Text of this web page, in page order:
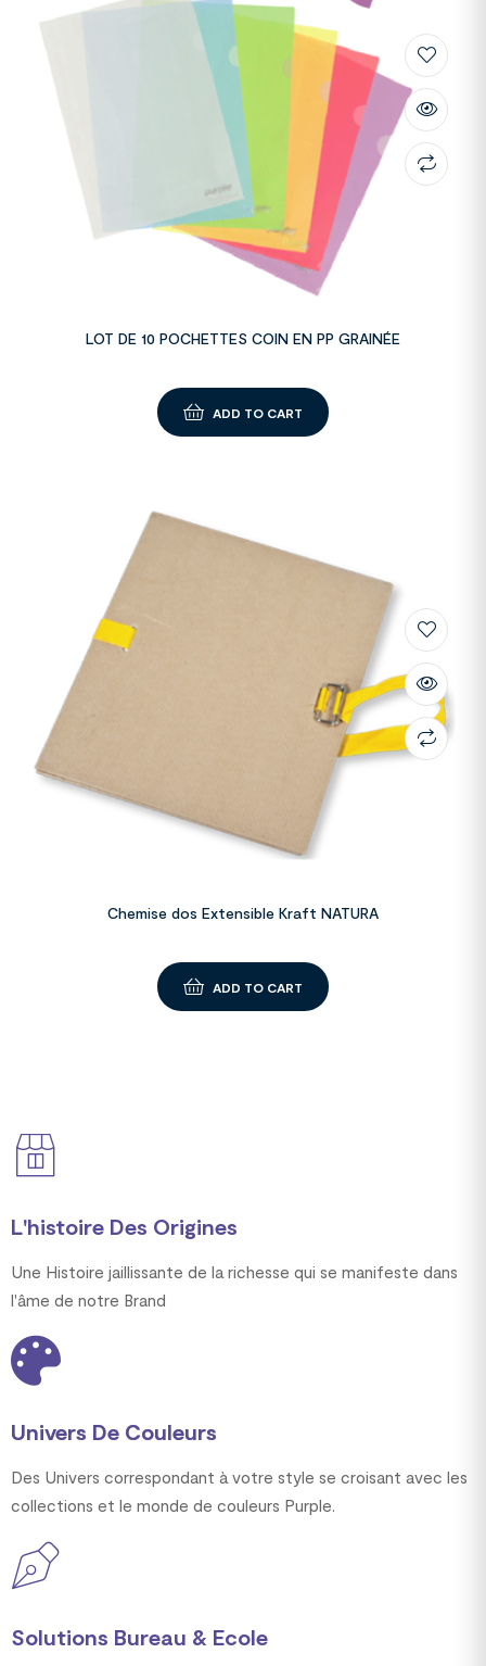
LOT DE 10 POCHETTES COIN EN PP GRAINÉE
ADD TO CART
Chemise dos Extensible Kraft NATURA
ADD TO CART
L'histoire Des Origines
Une Histoire jaillissante de la richesse qui se manifeste dans
l'âme de notre Brand
Univers De Couleurs
Des Univers correspondant à votre style se croisant avec les
collections et le monde de couleurs Purple.
Solutions Bureau & Ecole